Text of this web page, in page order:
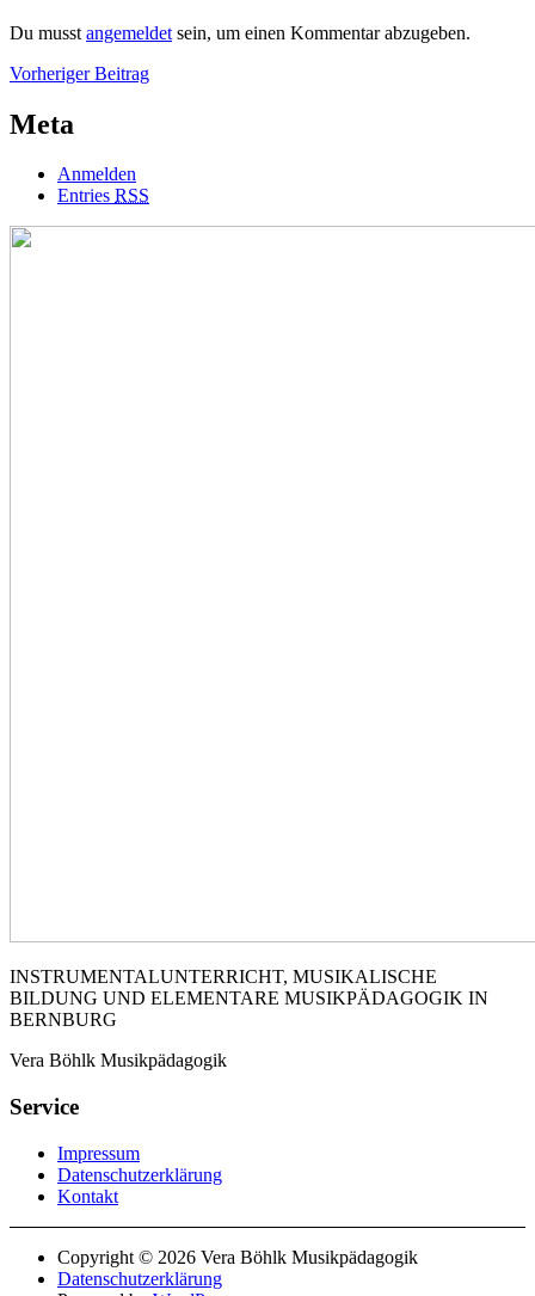
Du musst angemeldet sein, um einen Kommentar abzugeben.
Beitragsnavigation
Vorheriger BeitragVorheriger
Meta
Anmelden
Entries RSS
INSTRUMENTALUNTERRICHT, MUSIKALISCHE
BILDUNG UND ELEMENTARE MUSIKPÄDAGOGIK IN
BERNBURG
Vera Böhlk Musikpädagogik
Service
Impressum
Datenschutzerklärung
Kontakt
Copyright © 2026 Vera Böhlk Musikpädagogik
Datenschutzerklärung